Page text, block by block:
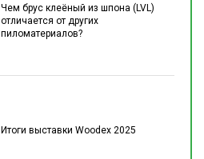
Чем брус клеёный из шпона (LVL)
отличается от других
пиломатериалов?
Итоги выставки Woodex 2025